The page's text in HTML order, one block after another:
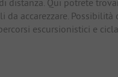
accarezzare.
escursionistici e